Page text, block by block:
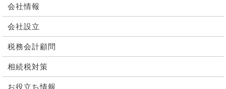
会社情報
会社設立
税務会計顧問
相続税対策
お役立ち情報